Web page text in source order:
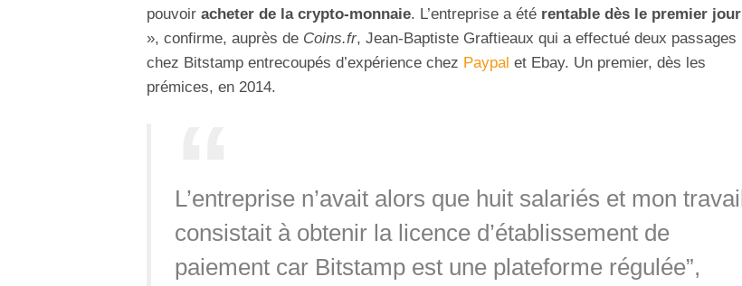
pouvoir acheter de la crypto-monnaie. L’entreprise a été rentable dès le premier jour
», confirme, auprès de Coins.fr, Jean-Baptiste Graftieaux qui a effectué deux passages
chez Bitstamp entrecoupés d’expérience chez Paypal et Ebay. Un premier, dès les
prémices, en 2014.
L’entreprise n’avait alors que huit salariés et mon travail
consistait à obtenir la licence d’établissement de
paiement car Bitstamp est une plateforme régulée”,